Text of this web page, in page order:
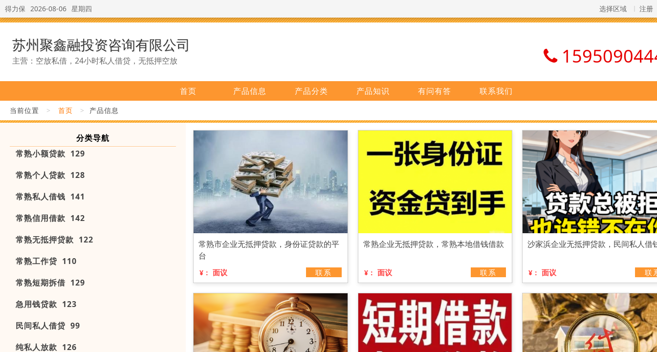
得力保 2026-08-06 星期四 选择区域 注册
苏州聚鑫融投资咨询有限公司
主营：空放私借，24小时私人借贷，无抵押空放
首页 产品信息 产品分类 产品知识 有问有答 联系我们
当前位置 > 首页 > 产品信息
分类导航
常熟小额贷款 129
常熟个人贷款 128
常熟私人借钱 141
常熟信用借款 142
常熟无抵押贷款 122
常熟工作贷 110
常熟短期拆借 129
急用钱贷款 123
民间私人借贷 99
纯私人放款 126
常熟市企业无抵押贷款，身份证贷款的平
台
¥： 面议 联系
常熟企业无抵押贷款，常熟本地借钱借款
¥： 面议 联系
沙家浜企业无抵押贷款，民间私人借
¥： 面议 联